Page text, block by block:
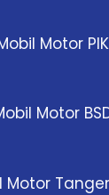
Motor PIK
Motor
Motor